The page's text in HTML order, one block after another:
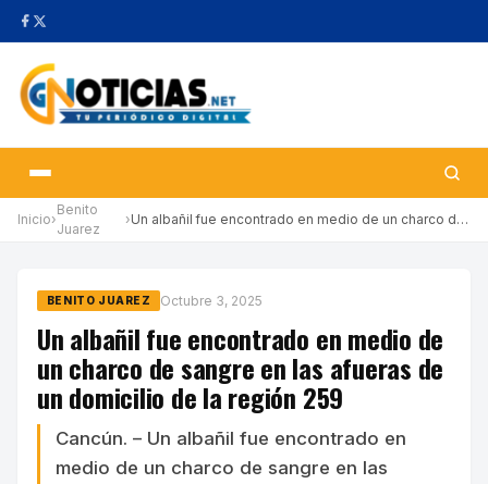
Inicio›
Benito
Juarez
› Un albañil fue encontrado en medio de un charco de sangre en las…
BENITO JUAREZ Octubre 3, 2025
Un albañil fue encontrado en medio de
un charco de sangre en las afueras de
un domicilio de la región 259
Cancún. – Un albañil fue encontrado en
medio de un charco de sangre en las